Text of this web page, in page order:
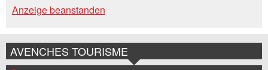
Nachricht:
* Pflichtfeld
Anzeige beanstanden
AVENCHES TOURISME